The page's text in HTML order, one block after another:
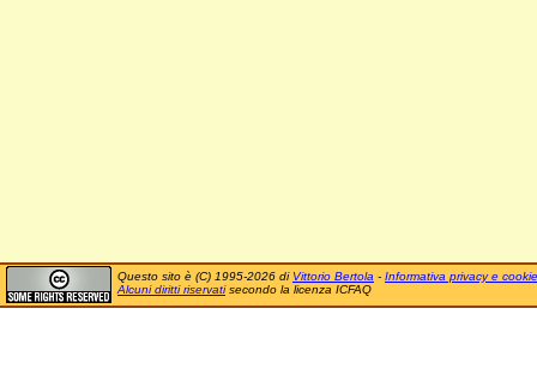
Questo sito è (C) 1995-2026 di Vittorio Bertola - Informativa privacy e cookie
Alcuni diritti riservatisecondo la licenza ICFAQ